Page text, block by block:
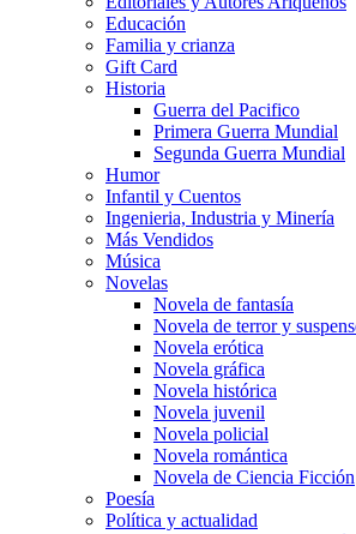
Educación
Familia y crianza
Gift Card
Historia
Guerra del Pacifico
Primera Guerra Mundial
Segunda Guerra Mundial
Humor
Infantil y Cuentos
Ingenieria, Industria y Minería
Más Vendidos
Música
Novelas
Novela de fantasía
Novela de terror y
Novela erótica
Novela gráfica
Novela histórica
Novela juvenil
Novela policial
Novela romántica
Novela de Ciencia Ficción
Poesía
Política y actualidad